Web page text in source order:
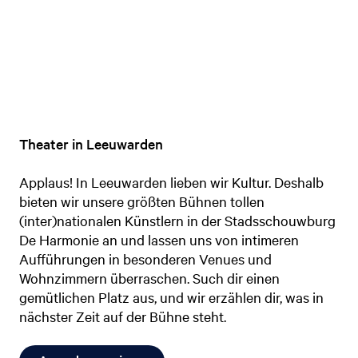
Theater in Leeuwarden
Applaus! In Leeuwarden lieben wir Kultur. Deshalb
bieten wir unsere größten Bühnen tollen
(inter)nationalen Künstlern in der Stadsschouwburg
De Harmonie an und lassen uns von intimeren
Aufführungen in besonderen Venues und
Wohnzimmern überraschen. Such dir einen
gemütlichen Platz aus, und wir erzählen dir, was in
nächster Zeit auf der Bühne steht.